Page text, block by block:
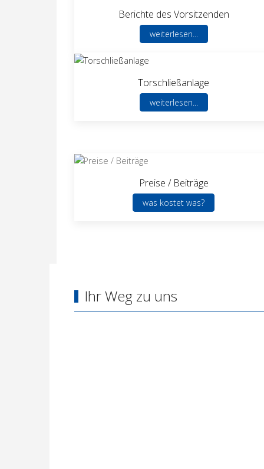
Berichte des Vorsitzenden
weiterlesen...
Torschließanlage
weiterlesen...
Preise / Beiträge
was kostet was?
Ihr Weg zu uns